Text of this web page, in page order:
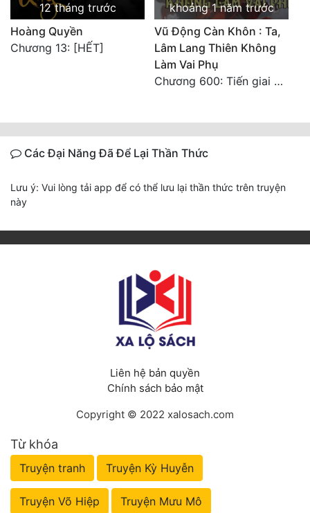
12 tháng trước
Hoàng Quyền
Chương 13: [HẾT]
khoảng 1 năm trước
Vũ Động Càn Khôn : Ta,
Lâm Lang Thiên Không
Làm Vai Phụ
Chương 600: Tiến giai Lang Ma Vương
Các Đại Năng Đã Để Lại Thần Thức
Lưu ý: Vui lòng tải app để có thể lưu lại thần thức trên truyện
này
Liên hệ bản quyền
Chính sách bảo mật
Copyright © 2022 xalosach.com
Từ khóa
Truyện tranh Truyện Kỳ Huyễn
Truyện Võ Hiệp Truyện Mưu Mô